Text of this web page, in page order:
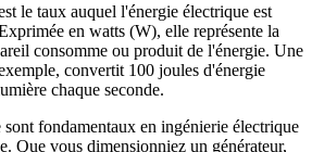
le taux auquel l'énergie électrique est
en watts (W), elle représente la
consomme ou produit de l'énergie. Une
convertit 100 joules d'énergie
chaque seconde.
sont fondamentaux en ingénierie électrique
Que vous dimensionniez un générateur,